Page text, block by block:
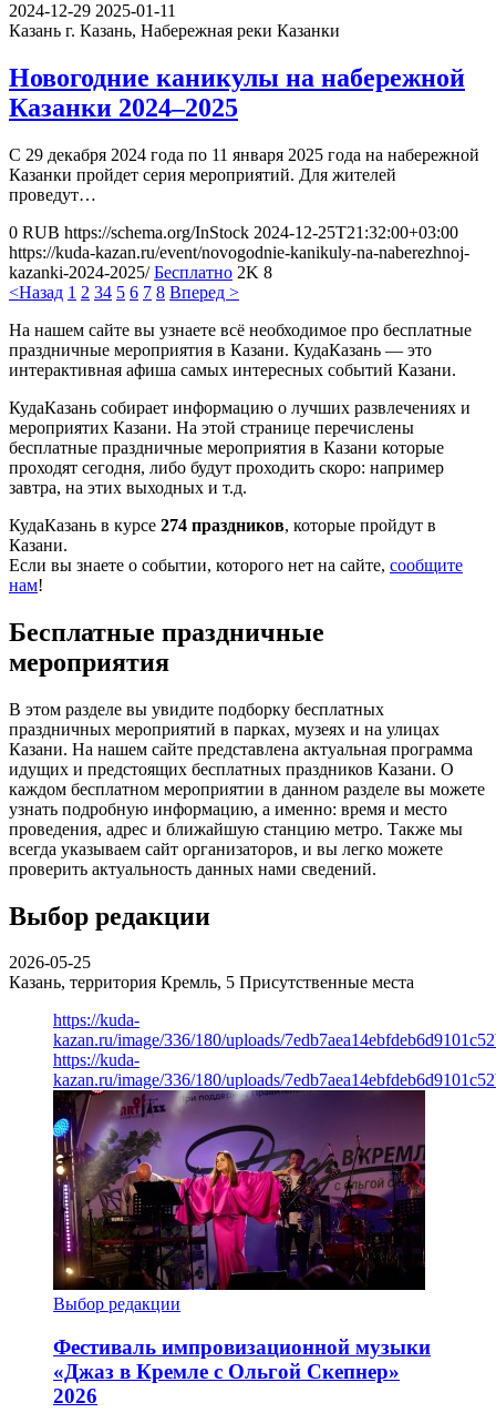
2024-12-29 2025-01-11
Казань г. Казань, Набережная реки Казанки
Новогодние каникулы на набережной
Казанки 2024–2025
С 29 декабря 2024 года по 11 января 2025 года на набережной
Казанки пройдет серия мероприятий. Для жителей
проведут…
0 RUB https://schema.org/InStock 2024-12-25T21:32:00+03:00
https://kuda-kazan.ru/event/novogodnie-kanikuly-na-naberezhnoj-
kazanki-2024-2025/ Бесплатно 2K 8
<Назад 1 2 34 5 6 7 8 Вперед >
На нашем сайте вы узнаете всё необходимое про бесплатные
праздничные мероприятия в Казани. КудаКазань — это
интерактивная афиша самых интересных событий Казани.
КудаКазань собирает информацию о лучших развлечениях и
мероприятих Казани. На этой странице перечислены
бесплатные праздничные мероприятия в Казани которые
проходят сегодня, либо будут проходить скоро: например
завтра, на этих выходных и т.д.
КудаКазань в курсе 274 праздников, которые пройдут в
Казани.
Если вы знаете о событии, которого нет на сайте, сообщите
нам!
Бесплатные праздничные
мероприятия
В этом разделе вы увидите подборку бесплатных
праздничных мероприятий в парках, музеях и на улицах
Казани. На нашем сайте представлена актуальная программа
идущих и предстоящих бесплатных праздников Казани. О
каждом бесплатном мероприятии в данном разделе вы можете
узнать подробную информацию, а именно: время и место
проведения, адрес и ближайшую станцию метро. Также мы
всегда указываем сайт организаторов, и вы легко можете
проверить актуальность данных нами сведений.
Выбор редакции
2026-05-25
Казань, территория Кремль, 5 Присутственные места
https://kuda-
kazan.ru/image/336/180/uploads/
https://kuda-
kazan.ru/image/336/180/uploads/
Выбор редакции
Фестиваль импровизационной музыки
«Джаз в Кремле с Ольгой Скепнер»
2026